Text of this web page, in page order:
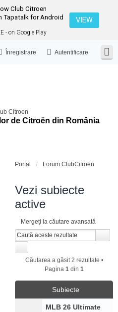
Club Citroen
Tapatalk for Android
- on Google Play
VIEW
Autentificare
Înregistrare
de Citroën din România
Portal Forum ClubCitroen
Vezi subiecte
active
Mergeți la căutare avansată
Căutarea a găsit 2 rezultate •
Pagina 1din 1
Subiecte
MLB 26 Ultimate